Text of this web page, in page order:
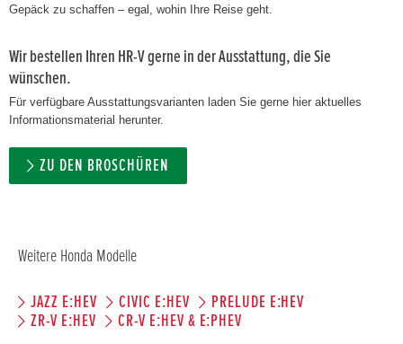
Gepäck zu schaffen – egal, wohin Ihre Reise geht.
Wir bestellen Ihren HR-V gerne in der Ausstattung, die Sie
wünschen.
Für verfügbare Ausstattungsvarianten laden Sie gerne hier aktuelles
Informationsmaterial herunter.
ZU DEN BROSCHÜREN
Weitere Honda Modelle
JAZZ E:HEV CIVIC E:HEV
PRELUDE E:HEV
ZR-V E:HEV
CR-V E:HEV & E:PHEV